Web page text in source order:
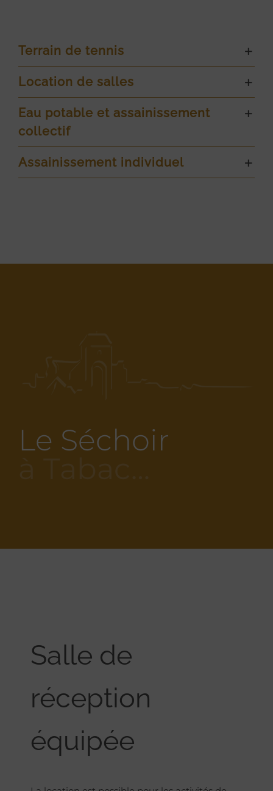
Terrain de tennis
Location de salles
Eau potable et assainissement
collectif
Assainissement individuel
Le Séchoir
Salle de
réception
équipée